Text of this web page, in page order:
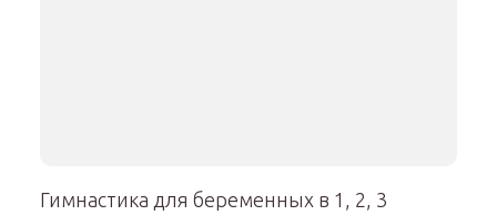
Гимнастика для беременных в 1, 2, 3